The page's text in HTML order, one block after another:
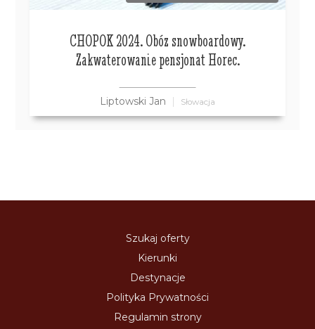
CHOPOK 2024. Obóz snowboardowy.
Zakwaterowanie pensjonat Horec.
Liptowski Jan Słowacja
Szukaj oferty
Kierunki
Destynacje
Polityka Prywatności
Regulamin strony